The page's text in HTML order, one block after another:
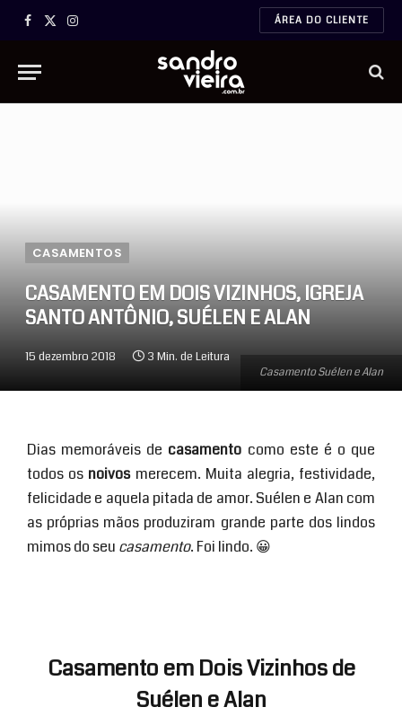
Facebook
X
Instagram ÁREA DO CLIENTE
Casamento Suélen e Alan
CASAMENTOS
CASAMENTO EM DOIS VIZINHOS, IGREJA
SANTO ANTÔNIO, SUÉLEN E ALAN
15 dezembro 2018 3 Min. de Leitura
Dias memoráveis de casamento como este é o que
todos os noivosmerecem. Muita alegria, festividade,
felicidade e aquela pitada de amor. Suélen e Alan com
as próprias mãos produziram grande parte dos lindos
mimos do seu casamento. Foi lindo. 😀
Casamento em Dois Vizinhos de
Suélen e Alan